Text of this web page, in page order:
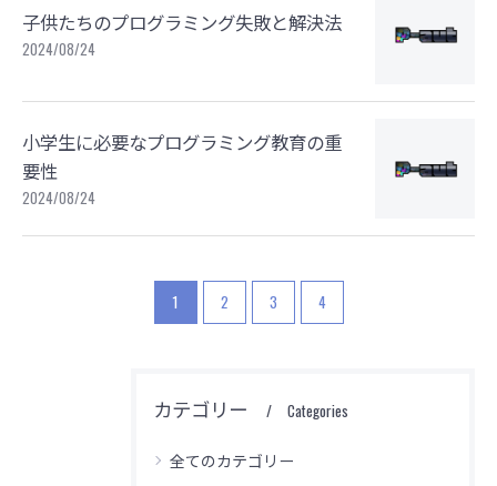
子供たちのプログラミング失敗と解決法
2024/08/24
小学生に必要なプログラミング教育の重
要性
2024/08/24
1 2 3 4
カテゴリー Categories
全てのカテゴリー